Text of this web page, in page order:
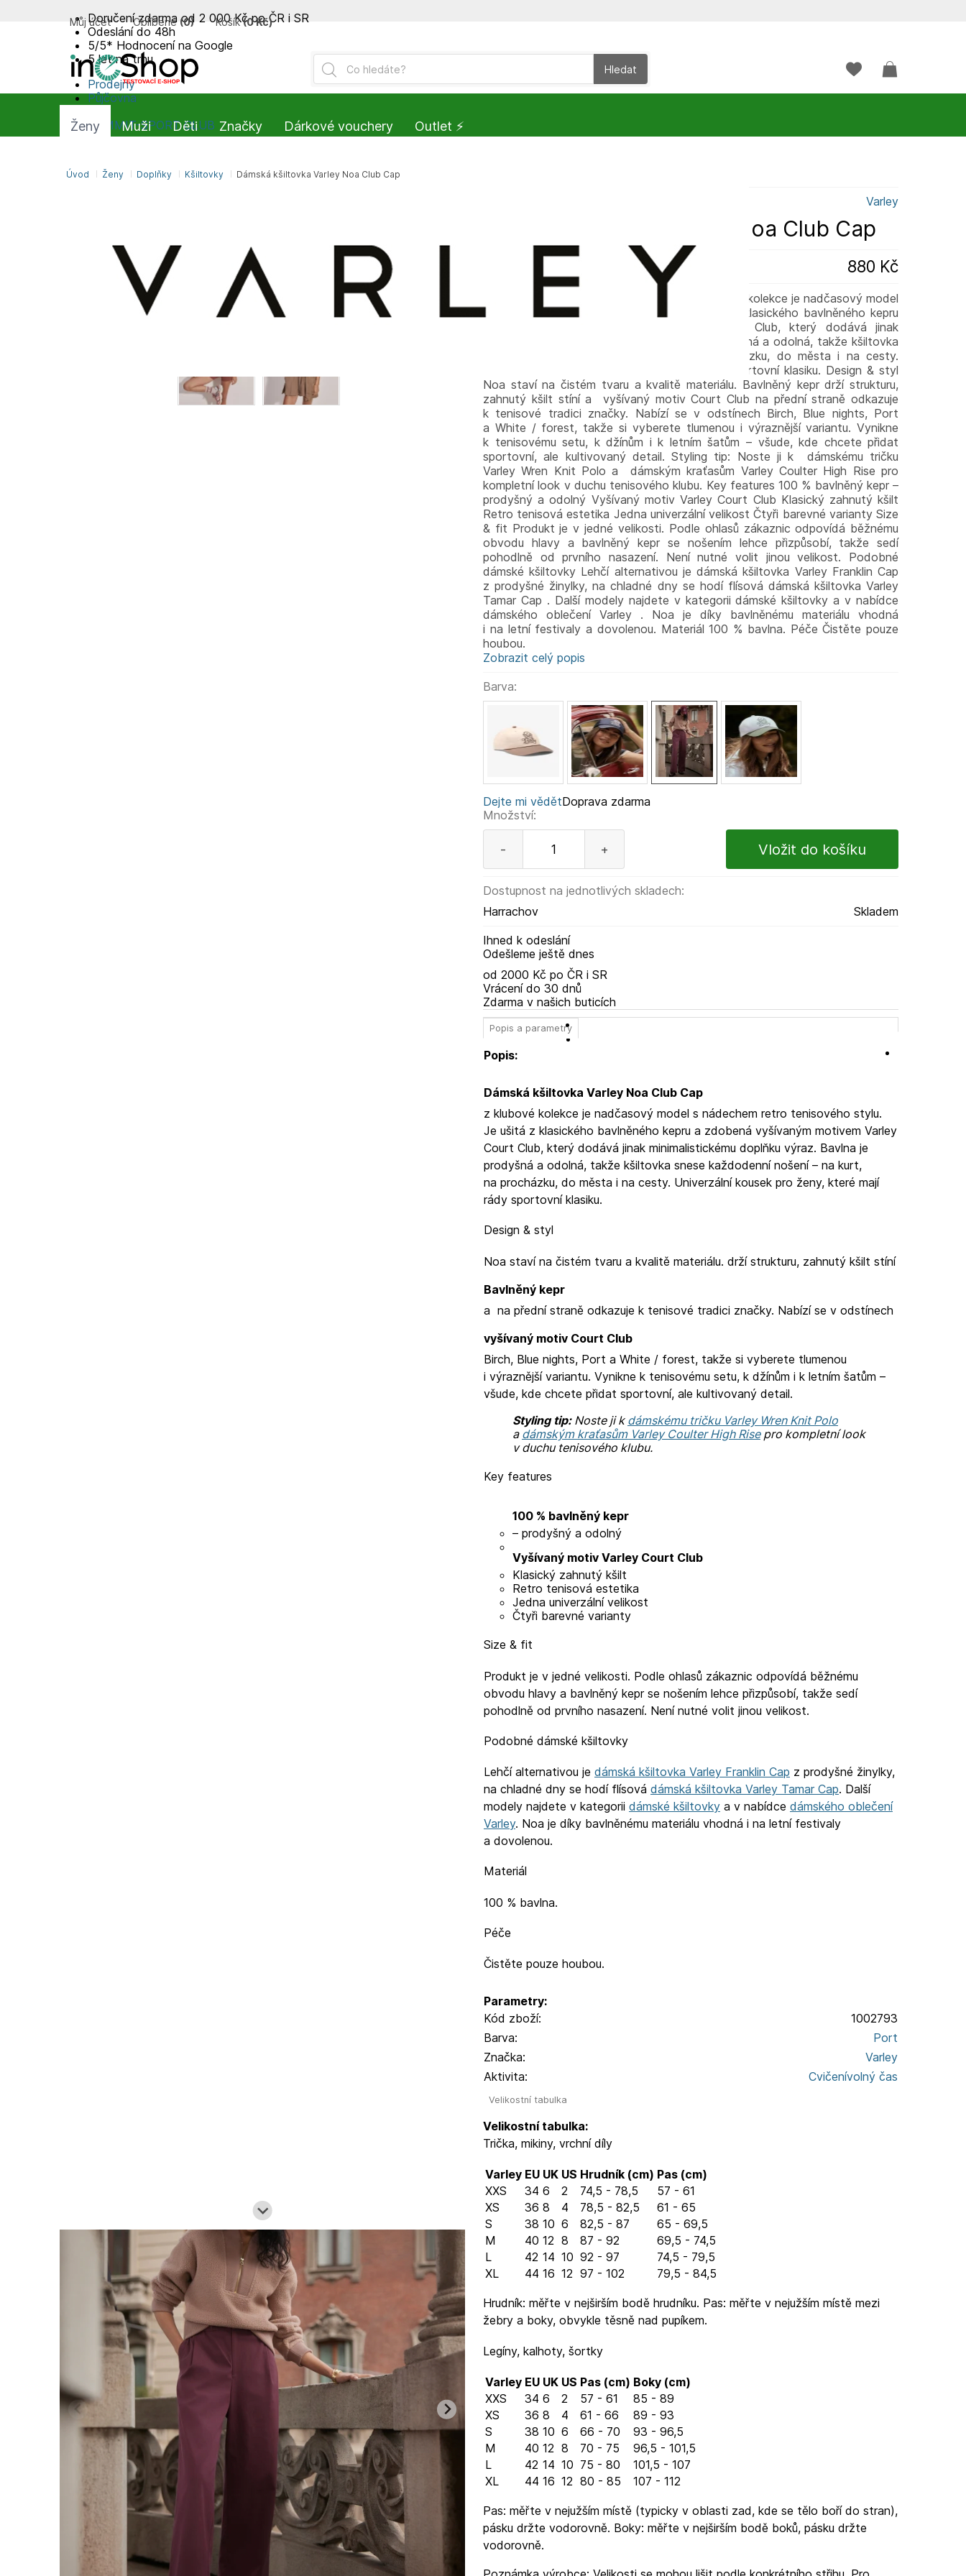
Varley
Dámská kšiltovka Varley Noa Club Cap
880 Kč
Dámská kšiltovka Varley Noa Club Cap z klubové kolekce je nadčasový model
s nádechem retro tenisového stylu. Je ušitá z klasického bavlněného kepru
a zdobená vyšívaným motivem Varley Court Club, který dodává jinak
minimalistickému doplňku výraz. Bavlna je prodyšná a odolná, takže kšiltovka
snese každodenní nošení – na kurt, na procházku, do města i na cesty.
Univerzální kousek pro ženy, které mají rády sportovní klasiku. Design & styl
Noa staví na čistém tvaru a kvalitě materiálu. Bavlněný kepr drží strukturu,
zahnutý kšilt stíní a vyšívaný motiv Court Club na přední straně odkazuje
k tenisové tradici značky. Nabízí se v odstínech Birch, Blue nights, Port
a White / forest, takže si vyberete tlumenou i výraznější variantu. Vynikne
k tenisovému setu, k džínům i k letním šatům – všude, kde chcete přidat
sportovní, ale kultivovaný detail. Styling tip: Noste ji k dámskému tričku
Varley Wren Knit Polo a dámským kraťasům Varley Coulter High Rise pro
kompletní look v duchu tenisového klubu. Key features 100 % bavlněný kepr –
prodyšný a odolný Vyšívaný motiv Varley Court Club Klasický zahnutý kšilt
Retro tenisová estetika Jedna univerzální velikost Čtyři barevné varianty Size
& fit Produkt je v jedné velikosti. Podle ohlasů zákaznic odpovídá běžnému
obvodu hlavy a bavlněný kepr se nošením lehce přizpůsobí, takže sedí
pohodlně od prvního nasazení. Není nutné volit jinou velikost. Podobné
dámské kšiltovky Lehčí alternativou je dámská kšiltovka Varley Franklin Cap
z prodyšné žinylky, na chladné dny se hodí flísová dámská kšiltovka Varley
Tamar Cap . Další modely najdete v kategorii dámské kšiltovky a v nabídce
dámského oblečení Varley . Noa je díky bavlněnému materiálu vhodná
i na letní festivaly a dovolenou. Materiál 100 % bavlna. Péče Čistěte pouze
houbou.
Zobrazit celý popis
Barva:
Dejte mi vědět
Množství:
- +
Dostupnost na jednotlivých skladech:
Harrachov
Skladem
Ihned k odeslání
Odešleme ještě dnes
Doprava zdarma
od 2000 Kč po ČR i SR
Vrácení do 30 dnů
Zdarma v našich buticích
Popis a parametry
Popis:
Dámská kšiltovka Varley Noa Club Cap
z klubové kolekce je nadčasový model s nádechem retro tenisového stylu.
Je ušitá z klasického bavlněného kepru a zdobená vyšívaným motivem Varley
Court Club, který dodává jinak minimalistickému doplňku výraz. Bavlna je
prodyšná a odolná, takže kšiltovka snese každodenní nošení – na kurt,
na procházku, do města i na cesty. Univerzální kousek pro ženy, které mají
rády sportovní klasiku.
Design & styl
Noa staví na čistém tvaru a kvalitě materiálu.
Bavlněný kepr
drží strukturu, zahnutý kšilt stíní
a
vyšívaný motiv Court Club
na přední straně odkazuje k tenisové tradici značky. Nabízí se v odstínech
Birch, Blue nights, Port a White / forest, takže si vyberete tlumenou
i výraznější variantu. Vynikne k tenisovému setu, k džínům i k letním šatům –
všude, kde chcete přidat sportovní, ale kultivovaný detail.
Styling tip:Noste ji k dámskému tričku Varley Wren Knit Polo
a dámským kraťasům Varley Coulter High Risepro kompletní look
v duchu tenisového klubu.
Key features
100 % bavlněný kepr
– prodyšný a odolný
Vyšívaný motiv Varley Court Club
Klasický zahnutý kšilt
Retro tenisová estetika
Jedna univerzální velikost
Čtyři barevné varianty
Size & fit
Produkt je v jedné velikosti. Podle ohlasů zákaznic odpovídá běžnému
obvodu hlavy a bavlněný kepr se nošením lehce přizpůsobí, takže sedí
pohodlně od prvního nasazení. Není nutné volit jinou velikost.
Podobné dámské kšiltovky
Lehčí alternativou je dámská kšiltovka Varley Franklin Cap z prodyšné žinylky,
na chladné dny se hodí flísová dámská kšiltovka Varley Tamar Cap. Další
modely najdete v kategorii dámské kšiltovkya v nabídce dámského oblečení
Varley. Noa je díky bavlněnému materiálu vhodná i na letní festivaly
a dovolenou.
Materiál
100 % bavlna.
Péče
Čistěte pouze houbou.
Parametry:
Kód zboží:
1002793
Barva:
Port
Značka:
Varley
Aktivita:
Cvičenívolný čas
Velikostní tabulka
Velikostní tabulka:
Trička, mikiny, vrchní díly
Varley EU UK US Hrudník (cm) Pas (cm)
XXS
34 6 2 74,5 - 78,5
57 - 61
XS
36 8 4 78,5 - 82,5
61 - 65
S
38 10 6 82,5 - 87
65 - 69,5
M
40 12 8 87 - 92
69,5 - 74,5
L
42 14 10 92 - 97
74,5 - 79,5
XL
44 16 12 97 - 102 79,5 - 84,5
Hrudník: měřte v nejširším bodě hrudníku. Pas: měřte v nejužším místě mezi
žebry a boky, obvykle těsně nad pupíkem.
Legíny, kalhoty, šortky
Varley EU UK US Pas (cm) Boky (cm)
XXS
34 6 2 57 - 61
85 - 89
XS
36 8 4 61 - 66
89 - 93
S
38 10 6 66 - 70
93 - 96,5
M
40 12 8 70 - 75
96,5 - 101,5
L
42 14 10 75 - 80
101,5 - 107
XL
44 16 12 80 - 85 107 - 112
Pas: měřte v nejužším místě (typicky v oblasti zad, kde se tělo boří do stran),
pásku držte vodorovně. Boky: měřte v nejširším bodě boků, pásku držte
vodorovně.
Doručení zdarma od 2 000 Kč po ČR i SR
Odeslání do 48h
5/5* Hodnocení na Google
5 let na trhu
Prodejny
Půjčovna
SUMMIT-SPORT CLUB
Hledat
Můj účet Oblíbené (0) Košík (0 Kč)
Úvod Ženy Doplňky Kšiltovky Dámská kšiltovka Varley Noa Club Cap
Ženy Muži Děti Značky Dárkové vouchery Outlet ⚡️